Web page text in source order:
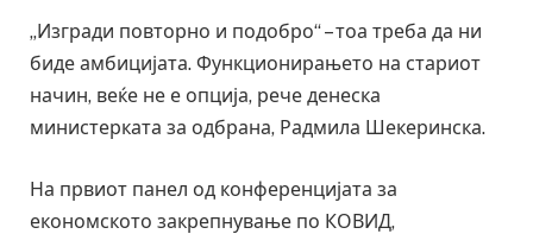
„Изгради повторно и подобро“ – тоа треба да ни
биде амбицијата. Функционирањето на стариот
начин, веќе не е опција, рече денеска
министерката за одбрана, Радмила Шекеринска.
На првиот панел од конференцијата за
економското закрепнување по КОВИД,